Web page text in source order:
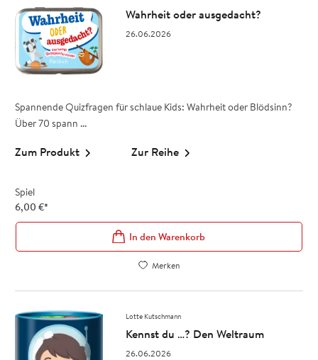
Wahrheit oder ausgedacht?
26.06.2026
Spannende Quizfragen für schlaue Kids: Wahrheit oder Blödsinn?
Über 70 spann ...
Zum Produkt Zur Reihe
Spiel
6,00 €*
In den Warenkorb
Merken
Lotte Kutschmann
Kennst du …? Den Weltraum
26.06.2026